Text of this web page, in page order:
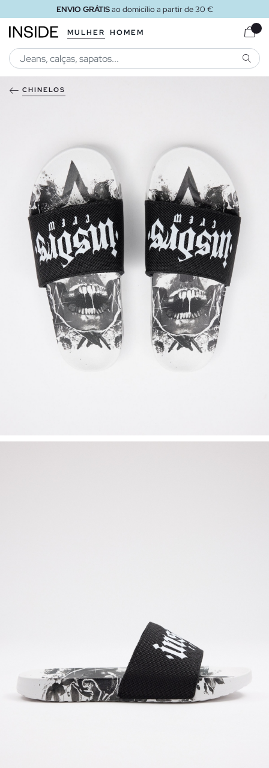
ENVIO GRÁTISao domicílio a partir de 30 €
MULHER HOMEM
CHINELOS